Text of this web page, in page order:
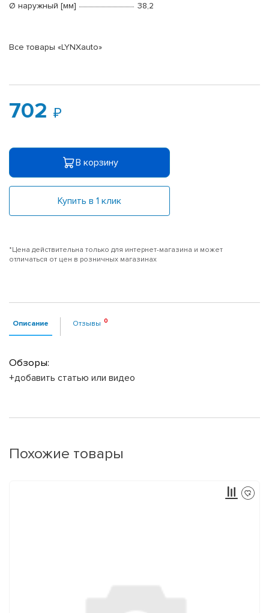
Ø наружный [мм]
38,2
Все товары «LYNXauto»
702
В корзину
Купить в 1 клик
*Цена действительна только для интернет-магазина и может
отличаться от цен в розничных магазинах
Описание Отзывы
Обзоры:
+добавить статью или видео
Похожие товары